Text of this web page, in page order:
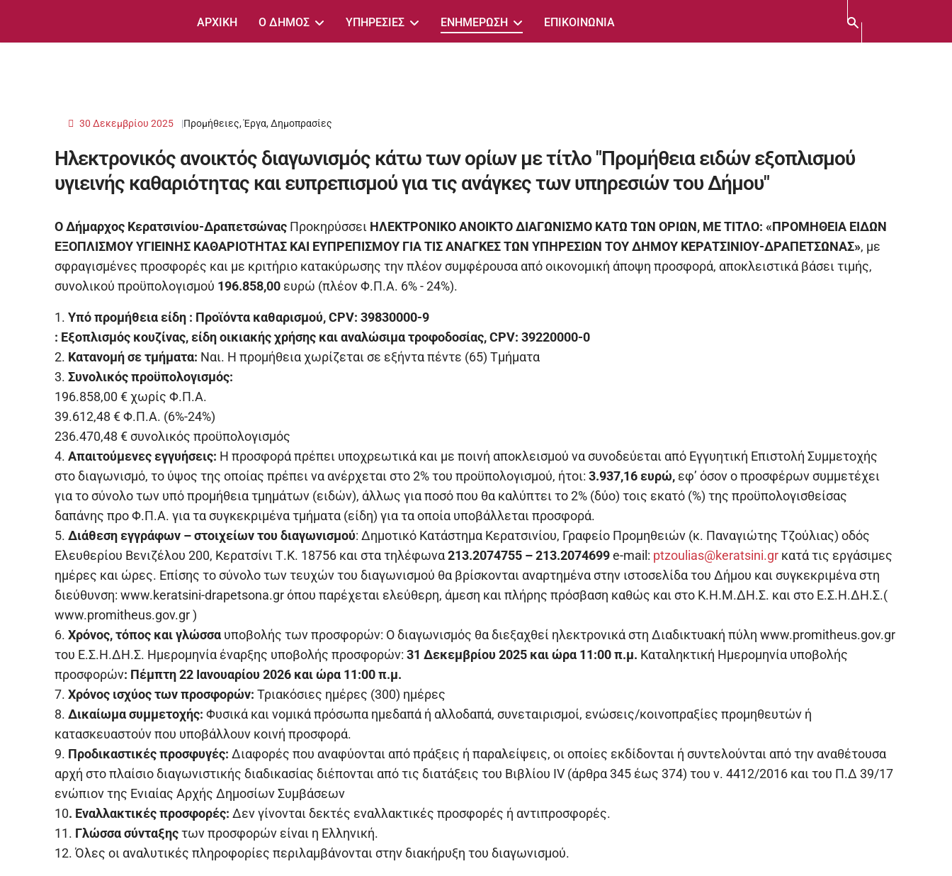
ΑΡΧΙΚΗ Ο ΔΗΜΟΣ ΥΠΗΡΕΣΙΕΣ ΕΝΗΜΕΡΩΣΗ ΕΠΙΚΟΙΝΩΝΙΑ
Προμήθειες, Έργα, Δημοπρασίες
30 Δεκεμβρίου 2025
Ηλεκτρονικός ανοικτός διαγωνισμός κάτω των ορίων με τίτλο "Προμήθεια ειδών εξοπλισμού
υγιεινής καθαριότητας και ευπρεπισμού για τις ανάγκες των υπηρεσιών του Δήμου"
Ο Δήμαρχος Κερατσινίου-Δραπετσώνας Προκηρύσσει ΗΛΕΚΤΡΟΝΙΚΟ ΑΝΟΙΚΤΟ ΔΙΑΓΩΝΙΣΜΟ ΚΑΤΩ ΤΩΝ ΟΡΙΩΝ, ΜΕ ΤΙΤΛΟ: «ΠΡΟΜΗΘΕΙΑ ΕΙΔΩΝ
ΕΞΟΠΛΙΣΜΟΥ ΥΓΙΕΙΝΗΣ ΚΑΘΑΡΙΟΤΗΤΑΣ ΚΑΙ ΕΥΠΡΕΠΙΣΜΟΥ ΓΙΑ ΤΙΣ ΑΝΑΓΚΕΣ ΤΩΝ ΥΠΗΡΕΣΙΩΝ ΤΟΥ ΔΗΜΟΥ ΚΕΡΑΤΣΙΝΙΟΥ-ΔΡΑΠΕΤΣΩΝΑΣ», με
σφραγισμένες προσφορές και με κριτήριο κατακύρωσης την πλέον συμφέρουσα από οικονομική άποψη προσφορά, αποκλειστικά βάσει τιμής,
συνολικού προϋπολογισμού 196.858,00 ευρώ (πλέον Φ.Π.Α. 6% - 24%).
1. Υπό προμήθεια είδη : Προϊόντα καθαρισμού, CPV: 39830000-9
: Εξοπλισμός κουζίνας, είδη οικιακής χρήσης και αναλώσιμα τροφοδοσίας, CPV: 39220000-0
2. Κατανομή σε τμήματα: Ναι. Η προμήθεια χωρίζεται σε εξήντα πέντε (65) Τμήματα
3. Συνολικός προϋπολογισμός:
196.858,00 € χωρίς Φ.Π.Α.
39.612,48 € Φ.Π.Α. (6%-24%)
236.470,48 € συνολικός προϋπολογισμός
4. Απαιτούμενες εγγυήσεις: Η προσφορά πρέπει υποχρεωτικά και με ποινή αποκλεισμού να συνοδεύεται από Εγγυητική Επιστολή Συμμετοχής
στο διαγωνισμό, το ύψος της οποίας πρέπει να ανέρχεται στο 2% του προϋπολογισμού, ήτοι: 3.937,16 ευρώ, εφ’ όσον ο προσφέρων συμμετέχει
για το σύνολο των υπό προμήθεια τμημάτων (ειδών), άλλως για ποσό που θα καλύπτει το 2% (δύο) τοις εκατό (%) της προϋπολογισθείσας
δαπάνης προ Φ.Π.Α. για τα συγκεκριμένα τμήματα (είδη) για τα οποία υποβάλλεται προσφορά.
5. Διάθεση εγγράφων – στοιχείωντου διαγωνισμού: Δημοτικό Κατάστημα Κερατσινίου, Γραφείο Προμηθειών (κ. Παναγιώτης Τζούλιας) οδός
Ελευθερίου Βενιζέλου 200, Κερατσίνι Τ.Κ. 18756 και στα τηλέφωνα213.2074755 – 213.2074699e-mail: ptzoulias@keratsini.gr κατά τις εργάσιμες
ημέρες και ώρες. Επίσης το σύνολο των τευχών του διαγωνισμού θα βρίσκονται αναρτημένα στην ιστοσελίδα του Δήμου και συγκεκριμένα στη
διεύθυνση: www.keratsini-drapetsona.gr όπου παρέχεται ελεύθερη, άμεση και πλήρης πρόσβαση καθώς και στο Κ.Η.Μ.ΔΗ.Σ. και στο Ε.Σ.Η.ΔΗ.Σ.(
www.promitheus.gov.gr )
6. Χρόνος, τόπος και γλώσσα υποβολής των προσφορών: Ο διαγωνισμός θα διεξαχθεί ηλεκτρονικά στη Διαδικτυακή πύλη www.promitheus.gov.gr
του Ε.Σ.Η.ΔΗ.Σ. Ημερομηνία έναρξης υποβολής προσφορών: 31 Δεκεμβρίου 2025 και ώρα 11:00 π.μ. Καταληκτική Ημερομηνία υποβολής
προσφορών: Πέμπτη 22 Ιανουαρίου 2026 και ώρα 11:00 π.μ.
7. Χρόνος ισχύος των προσφορών: Τριακόσιες ημέρες (300) ημέρες
8. Δικαίωμα συμμετοχής: Φυσικά και νομικά πρόσωπα ημεδαπά ή αλλοδαπά, συνεταιρισμοί, ενώσεις/κοινοπραξίες προμηθευτών ή
κατασκευαστούν που υποβάλλουν κοινή προσφορά.
9. Προδικαστικές προσφυγές: Διαφορές που αναφύονται από πράξεις ή παραλείψεις, οι οποίες εκδίδονται ή συντελούνται από την αναθέτουσα
αρχή στο πλαίσιο διαγωνιστικής διαδικασίας διέπονται από τις διατάξεις του Βιβλίου ΙV (άρθρα 345 έως 374) του ν. 4412/2016 και του Π.Δ 39/17
ενώπιον της Ενιαίας Αρχής Δημοσίων Συμβάσεων
10. Εναλλακτικές προσφορές: Δεν γίνονται δεκτές εναλλακτικές προσφορές ή αντιπροσφορές.
11. Γλώσσα σύνταξηςτων προσφορών είναι η Ελληνική.
12. Όλες οι αναλυτικές πληροφορίες περιλαμβάνονται στην διακήρυξη του διαγωνισμού.